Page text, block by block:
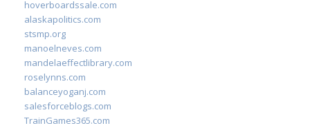
hoverboardssale.com
alaskapolitics.com
stsmp.org
manoelneves.com
mandelaeffectlibrary.com
roselynns.com
balanceyoganj.com
salesforceblogs.com
TrainGames365.com